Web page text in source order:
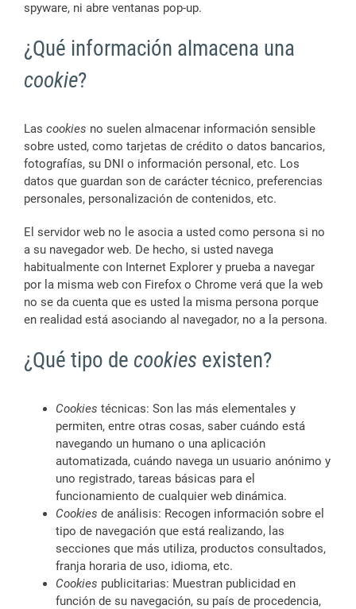
spyware, ni abre ventanas pop-up.
¿Qué información almacena una
cookie?
Las cookies no suelen almacenar información sensible
sobre usted, como tarjetas de crédito o datos bancarios,
fotografías, su DNI o información personal, etc. Los
datos que guardan son de carácter técnico, preferencias
personales, personalización de contenidos, etc.
El servidor web no le asocia a usted como persona si no
a su navegador web. De hecho, si usted navega
habitualmente con Internet Explorer y prueba a navegar
por la misma web con Firefox o Chrome verá que la web
no se da cuenta que es usted la misma persona porque
en realidad está asociando al navegador, no a la persona.
¿Qué tipo de cookies existen?
Cookies técnicas: Son las más elementales y
permiten, entre otras cosas, saber cuándo está
navegando un humano o una aplicación
automatizada, cuándo navega un usuario anónimo y
uno registrado, tareas básicas para el
funcionamiento de cualquier web dinámica.
Cookies de análisis: Recogen información sobre el
tipo de navegación que está realizando, las
secciones que más utiliza, productos consultados,
franja horaria de uso, idioma, etc.
Cookies publicitarias: Muestran publicidad en
función de su navegación, su país de procedencia,